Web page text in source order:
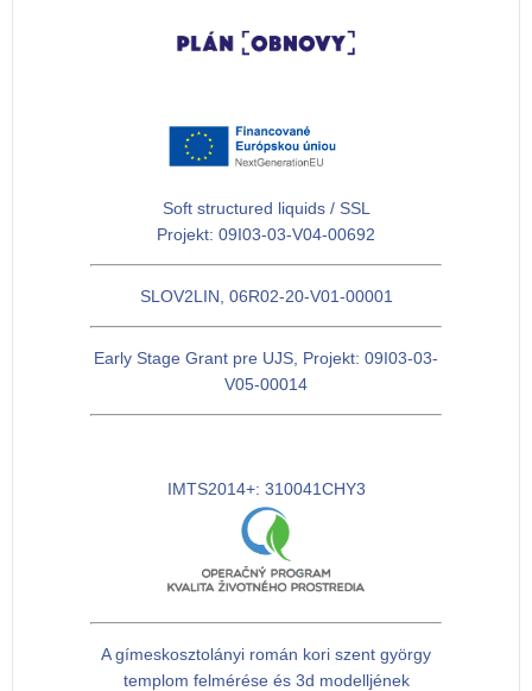
Soft structured liquids / SSL
Projekt: 09I03-03-V04-00692
SLOV2LIN, 06R02-20-V01-00001
Early Stage Grant pre UJS, Projekt: 09I03-03-
V05-00014
IMTS2014+: 310041CHY3
A gímeskosztolányi román kori szent györgy
templom felmérése és 3d modelljének